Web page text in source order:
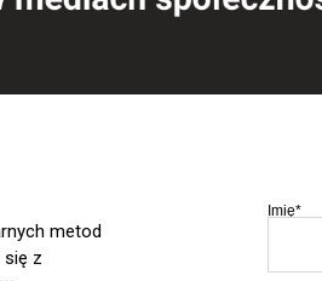
metod
się z
Imię*